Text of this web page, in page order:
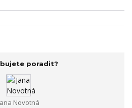
poradit?
Novotná